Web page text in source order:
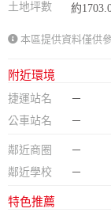
土地坪數 約
本區提供資料僅供
附近環境
捷運站名
－
公車站名
－
鄰近商圈
－
鄰近學校
－
特色推薦